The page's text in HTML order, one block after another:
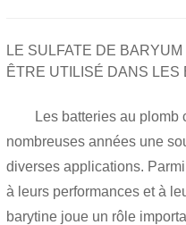
LE SULFATE DE
ÊTRE UTILISÉ DANS LES
Les batteries au plomb
nombreuses années une
diverses applications.
à leurs performances et à
barytine joue un rôle